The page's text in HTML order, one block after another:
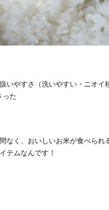
いやすさ（洗いやすい・ニオイ
った
なく、おいしいお米が食べられ
テムなんです！